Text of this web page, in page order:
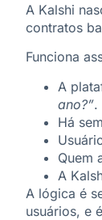
A Kalshi
contratos
Funciona
A
ano?”.
Há
Quem
A
A lógica é
usuários, e